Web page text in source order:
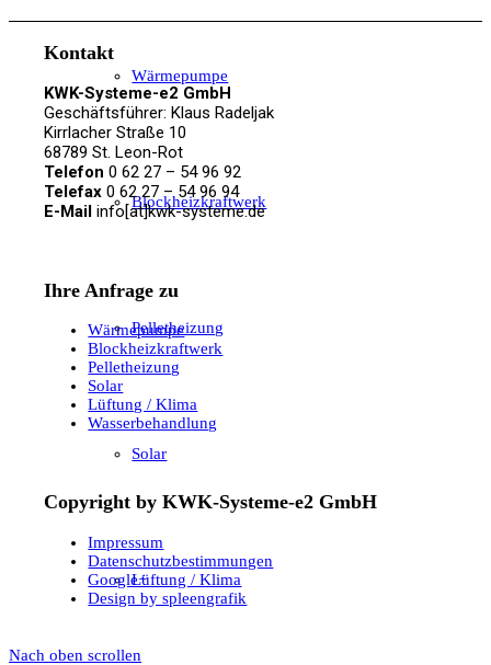
Wärmepumpe
Blockheizkraftwerk
Pelletheizung
Solar
Lüftung / Klima
Kontakt
KWK-Systeme-e2 GmbH
Geschäftsführer: Klaus Radeljak
Kirrlacher Straße 10
68789 St. Leon-Rot
Telefon 0 62 27 – 54 96 92
Telefax 0 62 27 – 54 96 94
E-Mail info[at]kwk-systeme.de
Ihre Anfrage zu
Wärmepumpe
Blockheizkraftwerk
Pelletheizung
Solar
Lüftung / Klima
Wasserbehandlung
Copyright by KWK-Systeme-e2 GmbH
Impressum
Datenschutzbestimmungen
Google+
Design by spleengrafik
Nach oben scrollen